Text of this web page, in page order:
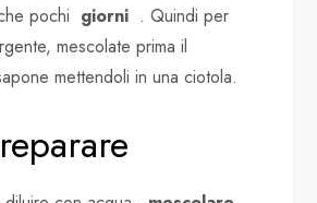
pochi giorni . Quindi per
mescolate prima il
mettendoli in una ciotola.